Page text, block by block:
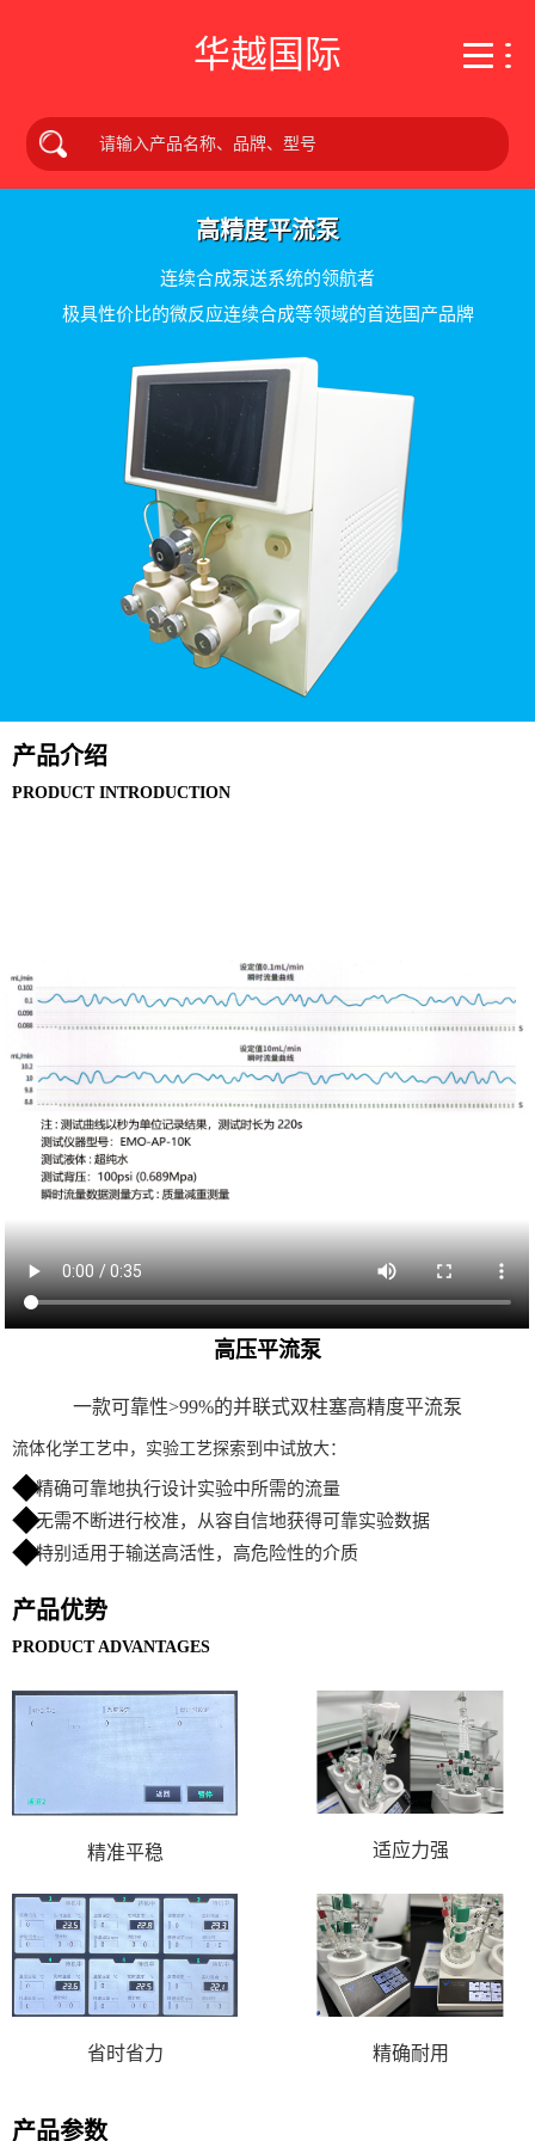
华越国际
高精度平流泵
连续合成泵送系统的领航者
极具性价比的微反应连续合成等领域的首选国产品牌
产品介绍
PRODUCT INTRODUCTION
高压平流泵
一款可靠性>99%的并联式双柱塞高精度平流泵
流体化学工艺中，实验工艺探索到中试放大：
精确可靠地执行设计实验中所需的流量
无需不断进行校准，从容自信地获得可靠实验数据
特别适用于输送高活性，高危险性的介质
产品优势
PRODUCT ADVANTAGES
精准平稳 适应力强
省时省力 精确耐用
产品参数